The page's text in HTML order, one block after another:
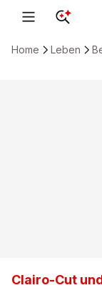
Home Leben
Clairo-Cut